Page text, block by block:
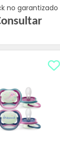
no garantizado